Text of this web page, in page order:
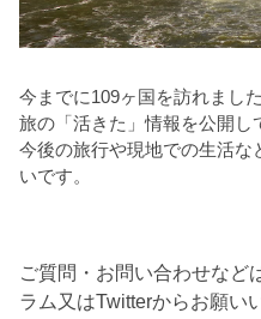
今までに109ヶ国を訪れました
旅の「活きた」情報を公開し
今後の旅行や現地での生活
いです。
ご質問・お問い合わせなど
ラム又はTwitterからお願い